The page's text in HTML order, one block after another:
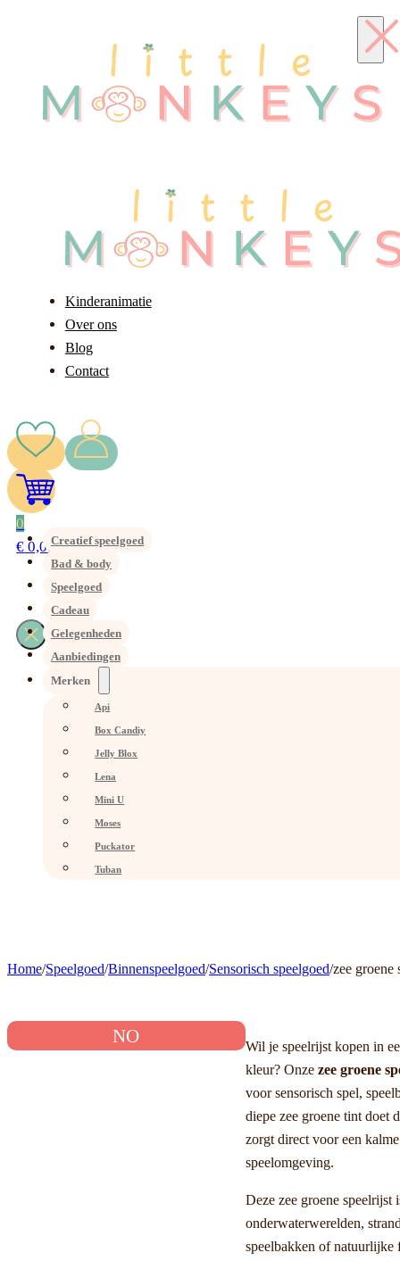
Kinderanimatie
Over ons
Blog
Contact
0
€ 0,00Creatief speelgoed
Bad & body
Speelgoed
Cadeau
Gelegenheden
Aanbiedingen
Merken
Api
Box Candiy
Jelly Blox
Lena
Mini U
Moses
Puckator
Tuban
Home/Speelgoed/Binnenspeelgoed/Sensorisch speelgoed/zee groene
NO
Wil je speelrijst kopen in
kleur? Onze zee groene
voor sensorisch spel,
diepe zee groene tint doet
zorgt direct voor een
speelomgeving.
Deze zee groene speelrijst
onderwaterwerelden,
speelbakken of natuurlijke